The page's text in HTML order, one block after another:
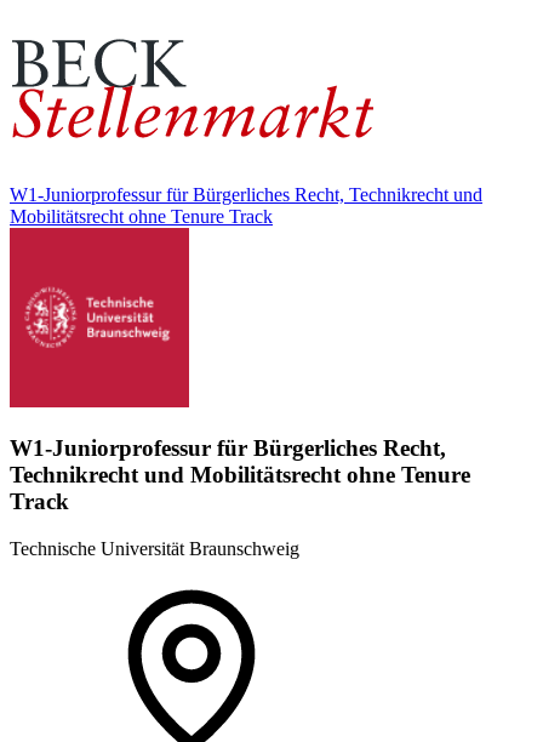
W1-Juniorprofessur für Bürgerliches Recht, Technikrecht und
Mobilitätsrecht ohne Tenure Track
W1-Juniorprofessur für Bürgerliches Recht,
Technikrecht und Mobilitätsrecht ohne Tenure
Track
Technische Universität Braunschweig